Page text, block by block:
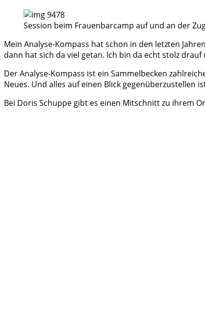
Session beim Frauenbarcamp auf und an der
Mein Analyse-Kompass hat schon in den letzten
dann hat sich da viel getan. Ich bin da echt stolz
Der Analyse-Kompass ist ein Sammelbecken
Neues. Und alles auf einen Blick gegenüberzustellen
Bei Doris Schuppe gibt es einen Mitschnitt zu ihrem